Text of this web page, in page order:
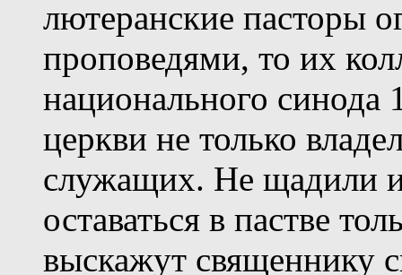
лютеранские пасторы
проповедями, то их
национального синода
церкви не только
служащих. Не щадили
оставаться в пастве
выскажут священнику